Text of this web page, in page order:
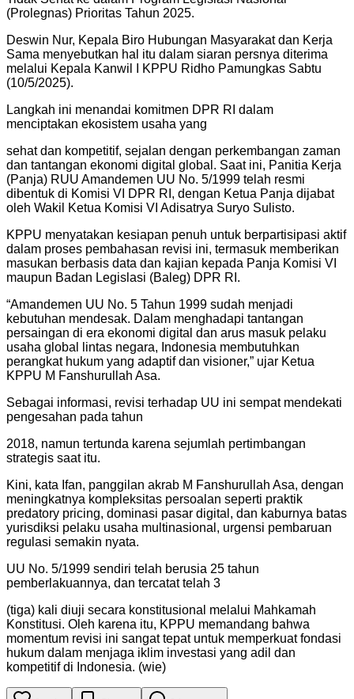
(Prolegnas) Prioritas Tahun 2025.
Deswin Nur, Kepala Biro Hubungan Masyarakat dan Kerja
Sama menyebutkan hal itu dalam siaran persnya diterima
melalui Kepala Kanwil I KPPU Ridho Pamungkas Sabtu
(10/5/2025).
Langkah ini menandai komitmen DPR RI dalam
menciptakan ekosistem usaha yang
sehat dan kompetitif, sejalan dengan perkembangan zaman
dan tantangan ekonomi digital global. Saat ini, Panitia Kerja
(Panja) RUU Amandemen UU No. 5/1999 telah resmi
dibentuk di Komisi VI DPR RI, dengan Ketua Panja dijabat
oleh Wakil Ketua Komisi VI Adisatrya Suryo Sulisto.
KPPU menyatakan kesiapan penuh untuk berpartisipasi aktif
dalam proses pembahasan revisi ini, termasuk memberikan
masukan berbasis data dan kajian kepada Panja Komisi VI
maupun Badan Legislasi (Baleg) DPR RI.
“Amandemen UU No. 5 Tahun 1999 sudah menjadi
kebutuhan mendesak. Dalam menghadapi tantangan
persaingan di era ekonomi digital dan arus masuk pelaku
usaha global lintas negara, Indonesia membutuhkan
perangkat hukum yang adaptif dan visioner,” ujar Ketua
KPPU M Fanshurullah Asa.
Sebagai informasi, revisi terhadap UU ini sempat mendekati
pengesahan pada tahun
2018, namun tertunda karena sejumlah pertimbangan
strategis saat itu.
Kini, kata Ifan, panggilan akrab M Fanshurullah Asa, dengan
meningkatnya kompleksitas persoalan seperti praktik
predatory pricing, dominasi pasar digital, dan kaburnya batas
yurisdiksi pelaku usaha multinasional, urgensi pembaruan
regulasi semakin nyata.
UU No. 5/1999 sendiri telah berusia 25 tahun
pemberlakuannya, dan tercatat telah 3
(tiga) kali diuji secara konstitusional melalui Mahkamah
Konstitusi. Oleh karena itu, KPPU memandang bahwa
momentum revisi ini sangat tepat untuk memperkuat fondasi
hukum dalam menjaga iklim investasi yang adil dan
kompetitif di Indonesia. (wie)